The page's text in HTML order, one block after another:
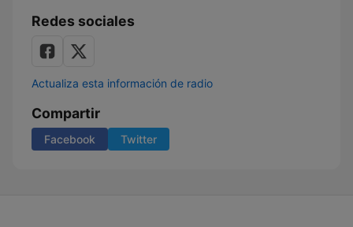
Redes sociales
Actualiza esta información de radio
Compartir
Facebook Twitter